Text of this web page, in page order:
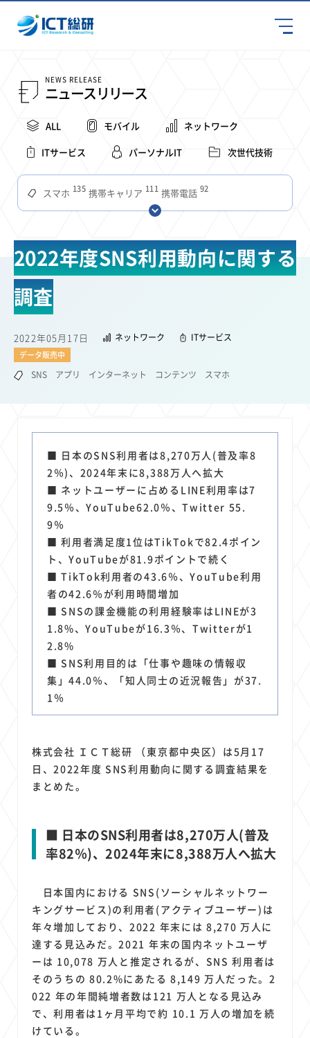
NEWS RELEASE
ニュースリリース
ALL モバイル
ネットワーク
ITサービス
パーソナルIT 次世代技術
スマホ 135 携帯キャリア 111 携帯電話 92
スマートデバイス 68 通信速度 65 ビジネス 63 4Ｇ 59
アプリ 51 つながりやすさ 51 電波状況 49 ドコモ 48
タブレット 38 インターネット 36 ビジネスシーン 31
混雑環境
電車 17 料金 16 所有状況 14 動画配信 14 SNS 14
ブロードバンド
ニュースアプリ クラウドストレージ Amazon 山手線
電子マネー 6 ワイモバイル 6 モバイルルーター 6 新幹線
生成AI 5 電子書籍 4 chatGPT 4 Gemini 4 AI 4 Copilot
OpenAI 3 Firefly 3 DALL-E 3 Mid Journey 3 Claude 3
オフィスビル 3 3 3 3
Anthropic 2 Perplexity 2 YouTube 2 iPad 2 リスク 2 X 2
Genspark 2 配車アプリ 2 フードデリバリー 2 TikTok
Netflix 2 Microsoft 2 Canva AI 2 Azure 2 Sora 2 LINE 2 法人
中東情勢 輸送費 1 Facebook 1 twitter Instagram
原材料費 1 端末価格 G20 1 購買力 1 MNO 1
スマートホーム家電
ポイントサービス 1 共通ポイント 1 経済圏 1 Azure AI
Google Pixel 1 1 1 1 1
オンラインサロン
2022年度SNS利用動向に関する
調査
2022年05月17日 ネットワーク ITサービス
データ販売中
SNS アプリ インターネット コンテンツ スマホ
■ 日本のSNS利用者は8,270万人(普及率8
2％)、2024年末に8,388万人へ拡大
■ ネットユーザーに占めるLINE利用率は7
9.5％、YouTube62.0％、Twitter 55.
9％
■ 利用者満足度1位はTikTokで82.4ポイン
ト、YouTubeが81.9ポイントで続く
■ TikTok利用者の43.6％、YouTube利用
者の42.6％が利用時間増加
■ SNSの課金機能の利用経験率はLINEが3
1.8%、YouTubeが16.3％、Twitterが1
2.8%
■ SNS利用目的は「仕事や趣味の情報収
集」44.0％、「知人同士の近況報告」が37.
1％
株式会社 ＩＣＴ総研 （東京都中央区）は5月17
日、2022年度 SNS利用動向に関する調査結果を
まとめた。
■ 日本のSNS利用者は8,270万人(普及
率82％)、2024年末に8,388万人へ拡大
日本国内における SNS(ソーシャルネットワー
キングサービス)の利用者(アクティブユーザー)は
年々増加しており、2022 年末には 8,270 万人に
達する見込みだ。2021 年末の国内ネットユーザ
ーは 10,078 万人と推定されるが、SNS 利用者は
そのうちの 80.2%にあたる 8,149 万人だった。2
022 年の年間純増者数は121 万人となる見込み
で、利用者は1ヶ月平均で約 10.1 万人の増加を続
けている。